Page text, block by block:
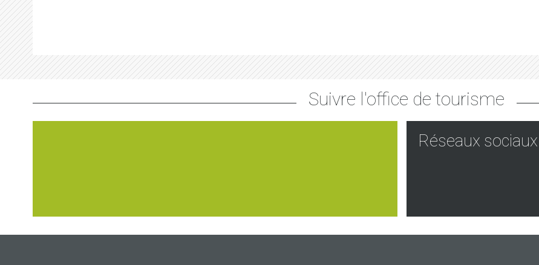
Suivre l'office de tourisme
Réseaux sociaux